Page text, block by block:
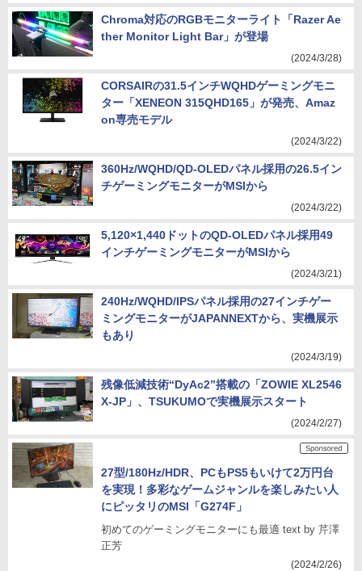
Chroma対応のRGBモニターライト「Razer Ae
ther Monitor Light Bar」が登場
(2024/3/28)
CORSAIRの31.5インチWQHDゲーミングモニ
ター「XENEON 315QHD165」が発売、Amaz
on専売モデル
(2024/3/22)
360Hz/WQHD/QD-OLEDパネル採用の26.5イン
チゲーミングモニターがMSIから
(2024/3/22)
5,120×1,440ドットのQD-OLEDパネル採用49
インチゲーミングモニターがMSIから
(2024/3/21)
240Hz/WQHD/IPSパネル採用の27インチゲー
ミングモニターがJAPANNEXTから、実機展示
もあり
(2024/3/19)
残像低減技術“DyAc2”搭載の「ZOWIE XL2546
X-JP」、TSUKUMOで実機展示スタート
(2024/2/27)
27型/180Hz/HDR、PCもPS5もいけて2万円台
を実現！多彩なゲームジャンルを楽しみたい人
にピッタリのMSI「G274F」
初めてのゲーミングモニターにも最適 text by 芹澤
正芳
(2024/2/26)